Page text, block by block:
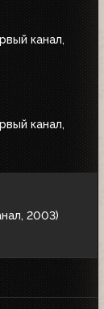
канал,
канал,
2003)